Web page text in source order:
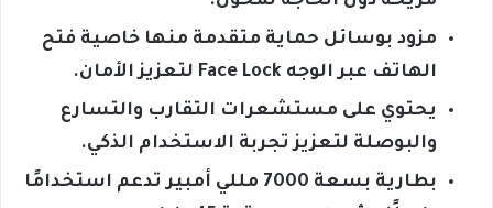
مزود بوسائل حماية متقدمة منها خاصية فتح
الهاتف عبر الوجه Face Lock لتعزيز الأمان.
يحتوي على مستشعرات التقارب والتسارع
والبوصلة لتعزيز تجربة الاستخدام الذكي.
بطارية بسعة 7000 مللي أمبير تدعم استخدامًا